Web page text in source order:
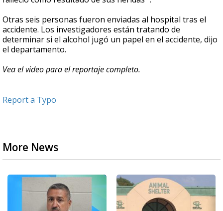
Otras seis personas fueron enviadas al hospital tras el
accidente. Los investigadores están tratando de
determinar si el alcohol jugó un papel en el accidente, dijo
el departamento.
Vea el video para el reportaje completo.
Report a Typo
More News